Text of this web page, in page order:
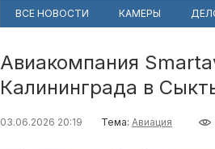
ВСЕ НОВОСТИ КАМЕРЫ
Авиакомпания
Калининграда в
03.06.2026 20:19 Тема: Авиация